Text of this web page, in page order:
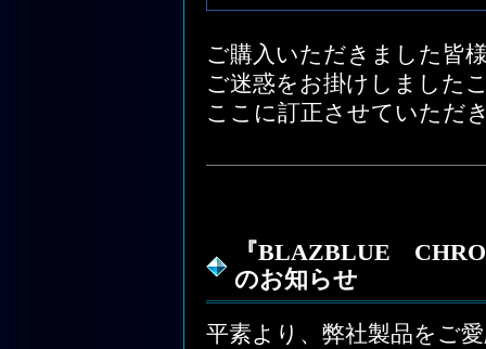
ご購入いただきました皆
ご迷惑をお掛けしました
ここに訂正させていただ
『BLAZBLUE
のお知らせ
平素より、弊社製品をご